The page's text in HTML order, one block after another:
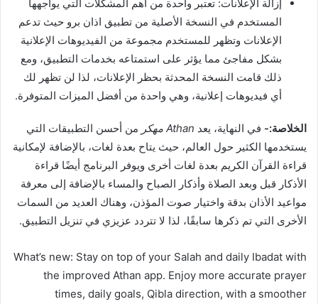
إزالة الإعلانات: تعتبر واحدة من أهم المشكلات التي يواجهها
المستخدم في النسخة الأصلية من تطبيق اذان برو حيث تدعم
الإعلانات وتظهر للمستخدم مجموعة من الفيديوهات الإعلانية
بشكل مفاجئ مما يؤثر على استمتاعه بخدمات التطبيق، ومع
ذلك قامت النسخة المحدثة بحظر الإعلانات، لذا لن تظهر لك
أي فيديوهات إعلانية، وهي واحدة من أفضل الميزات المتوفرة.
الخلاصة:- في النهاية، يعد Athan مهكر
من أحسن التطبيقات التي
يستخدمها الكثير حول العالم، حيث يتاح بعدة لغات، بالإضافة لإمكانية
قراءة القرآن الكريم بعدة لغات أخرى ويوفر البرنامج أيضًا قراءة
الأذكار قبل وبعد الصلاة وأذكار الصباح والمساء بالإضافة إلى معرفة
مواعيد الأذان بدقة واختيار صوت المؤذن، وهناك العديد من السمات
الأخرى التي تم ذكرها سابقًا، لذا لا تتردد عزيزي في تنزيل التطبيق.
What’s new: Stay on top of your Salah and daily Ibadat with
the improved Athan app. Enjoy more accurate prayer
times, daily goals, Qibla direction, with a smoother